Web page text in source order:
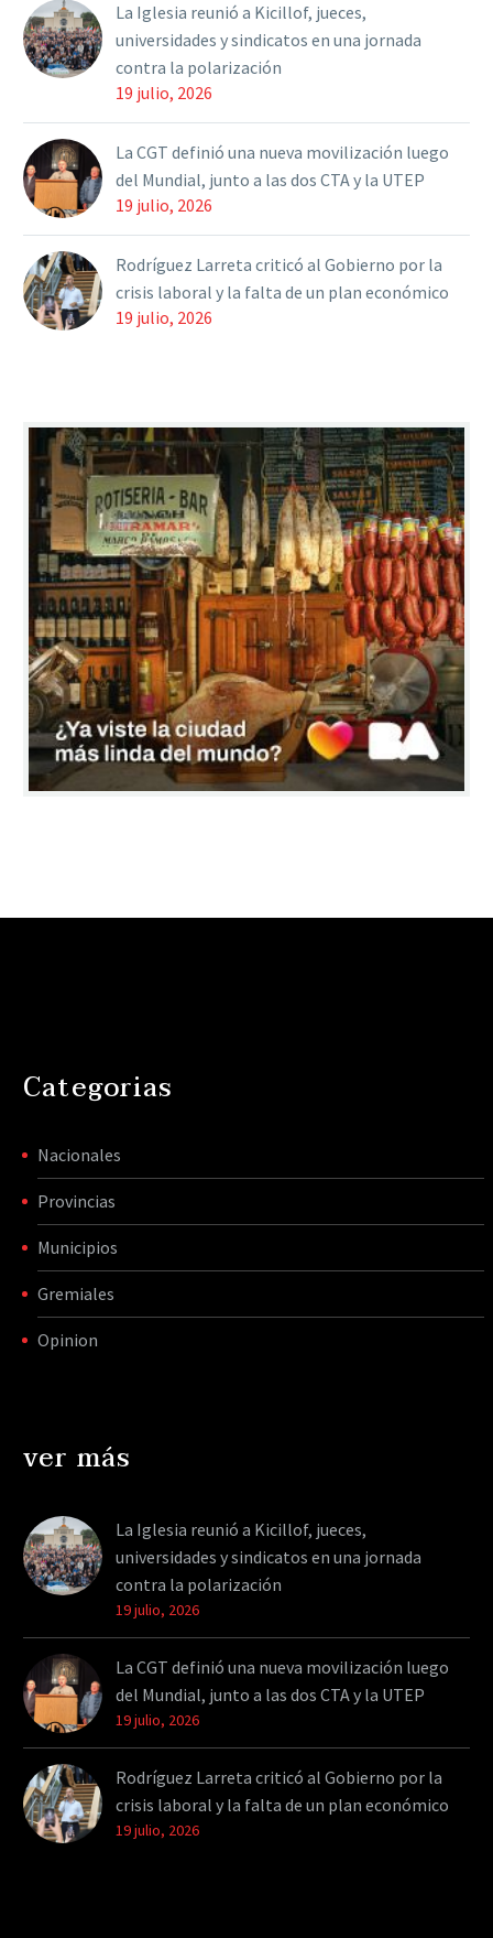
La Iglesia reunió a Kicillof, jueces,
universidades y sindicatos en una jornada
contra la polarización
19 julio, 2026
La CGT definió una nueva movilización luego
del Mundial, junto a las dos CTA y la UTEP
19 julio, 2026
Rodríguez Larreta criticó al Gobierno por la
crisis laboral y la falta de un plan económico
19 julio, 2026
Categorias
Nacionales
Provincias
Municipios
Gremiales
Opinion
ver más
La Iglesia reunió a Kicillof, jueces,
universidades y sindicatos en una jornada
contra la polarización
19 julio, 2026
La CGT definió una nueva movilización luego
del Mundial, junto a las dos CTA y la UTEP
19 julio, 2026
Rodríguez Larreta criticó al Gobierno por la
crisis laboral y la falta de un plan económico
19 julio, 2026